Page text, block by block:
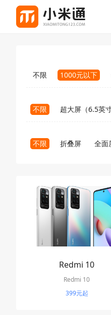
不限
1000元以下
不限
超大屏（6.5英
不限
折叠屏 全面
Redmi 10
Redmi 10
399元起